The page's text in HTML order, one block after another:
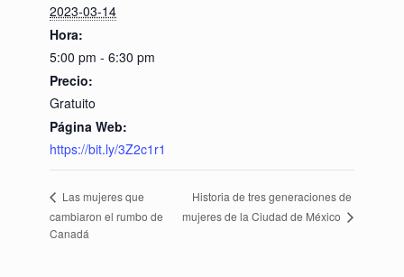
2023-03-14
Hora:
5:00 pm - 6:30 pm
Precio:
Gratuito
Página Web:
https://bit.ly/3Z2c1r1
Las mujeres que
cambiaron el rumbo de
Canadá
Historia de tres generaciones de
mujeres de la Ciudad de México